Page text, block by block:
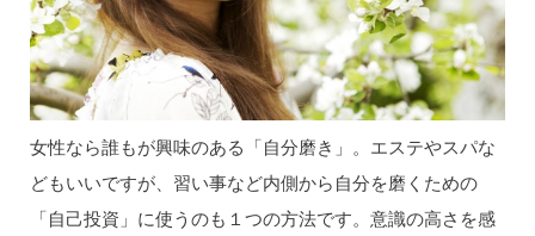
女性なら誰もが興味のある「自分磨き」。エステやスパな
どもいいですが、習い事など内側から自分を磨くための
「自己投資」に使うのも１つの方法です。意識の高さを感